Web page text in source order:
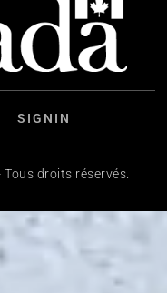
SIGNIN
droits réservés.